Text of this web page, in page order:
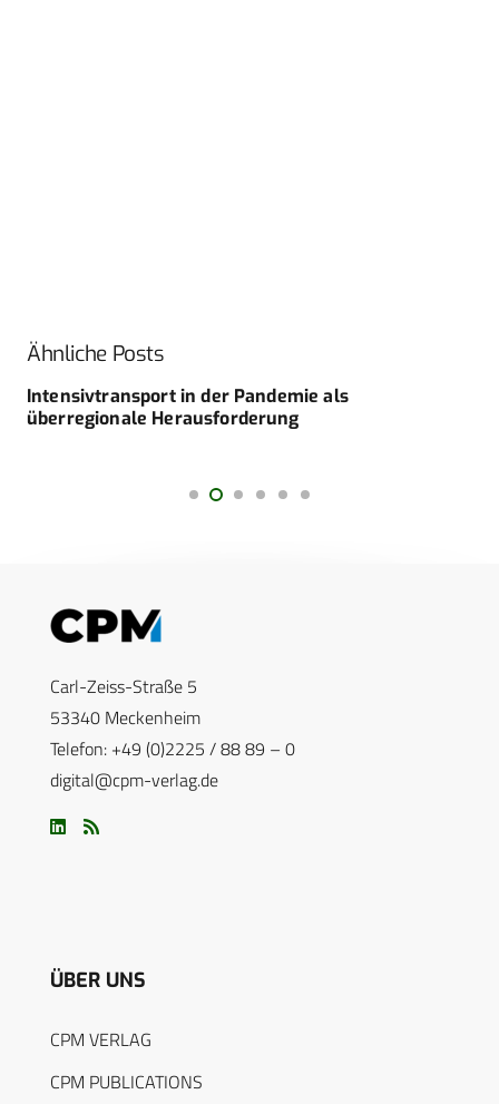
Ähnliche Posts
Intensivtransport in der Pandemie als
überregionale Herausforderung
Carl-Zeiss-Straße 5
53340 Meckenheim
Telefon: +49 (0)2225 / 88 89 – 0
digital@cpm-verlag.de
ÜBER UNS
CPM VERLAG
CPM PUBLICATIONS